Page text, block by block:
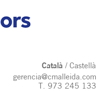
Català
Castellà
gerencia@cmalleida.com
T. 973 245 133